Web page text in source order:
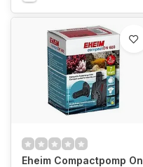
Eheim Compactpomp On